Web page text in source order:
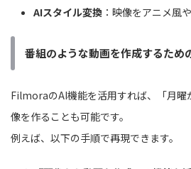
AIスタイル変換 ：映像をアニメ風
番組のような動画を作成するため
FilmoraのAI機能を活用すれば、「月曜
像を作ることも可能です。
例えば、以下の手順で再現できます。